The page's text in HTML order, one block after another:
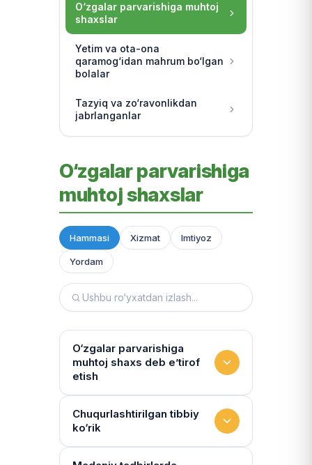
O‘zgalar parvarishiga muhtoj
shaxslar
Yetim va ota-ona
qaramog‘idan mahrum bo‘lgan
bolalar
Tazyiq va zo‘ravonlikdan
jabrlanganlar
O‘zgalar parvarishiga
muhtoj shaxslar
Hammasi Xizmat Imtiyoz
Yordam
O‘zgalar parvarishiga
muhtoj shaxs deb e’tirof
etish
Yashash sharoitini kim
baholaydi?
Multidissiplinar guruh: "Inson"
Chuqurlashtirilgan tibbiy
ko‘rik